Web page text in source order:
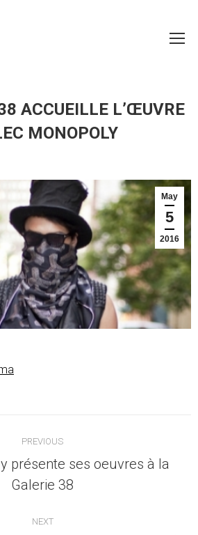
ACCUEILLE L’ŒUVRE
MONOPOLY
May
5
2016
PREVIOUS
Previous
post:
présente ses oeuvres à la
Galerie 38
NEXT